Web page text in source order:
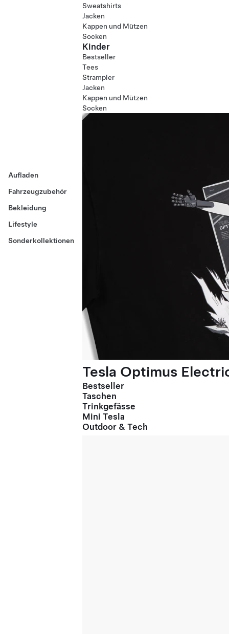
Aufladen
Fahrzeugzubehör
Bekleidung
Lifestyle
Sonderkollektionen
Sweatshirts
Jacken
Kappen und Mützen
Socken
Kinder
Bestseller
Tees
Strampler
Jacken
Kappen und Mützen
Socken
Tesla Optimus
Bestseller
Taschen
Trinkgefässe
Mini Tesla
Outdoor & Tech